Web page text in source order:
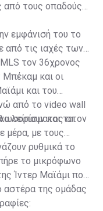
από τους οπαδούς
εμφάνισή του το
από τις ιαχές των
τον 36χρονος
Μπέκαμ και οι
και του
από το video wall
στον
λείπουν και τα
μέρα, με τους
ρυθμικά το
το μικρόφωνο
Ίντερ Μαϊάμι που
αστέρα της ομάδας